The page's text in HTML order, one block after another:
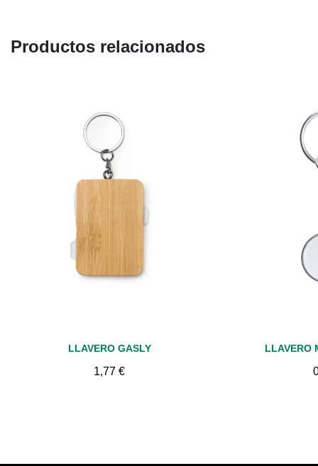
Productos relacionados
Vista rápida
LLAVERO GASLY
1,77 €
LLAVERO